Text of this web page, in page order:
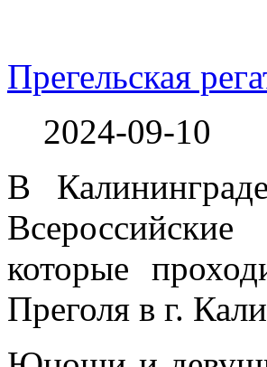
Прегельская
2024-09-10
В
Всероссийские
которые
Преголя в г.